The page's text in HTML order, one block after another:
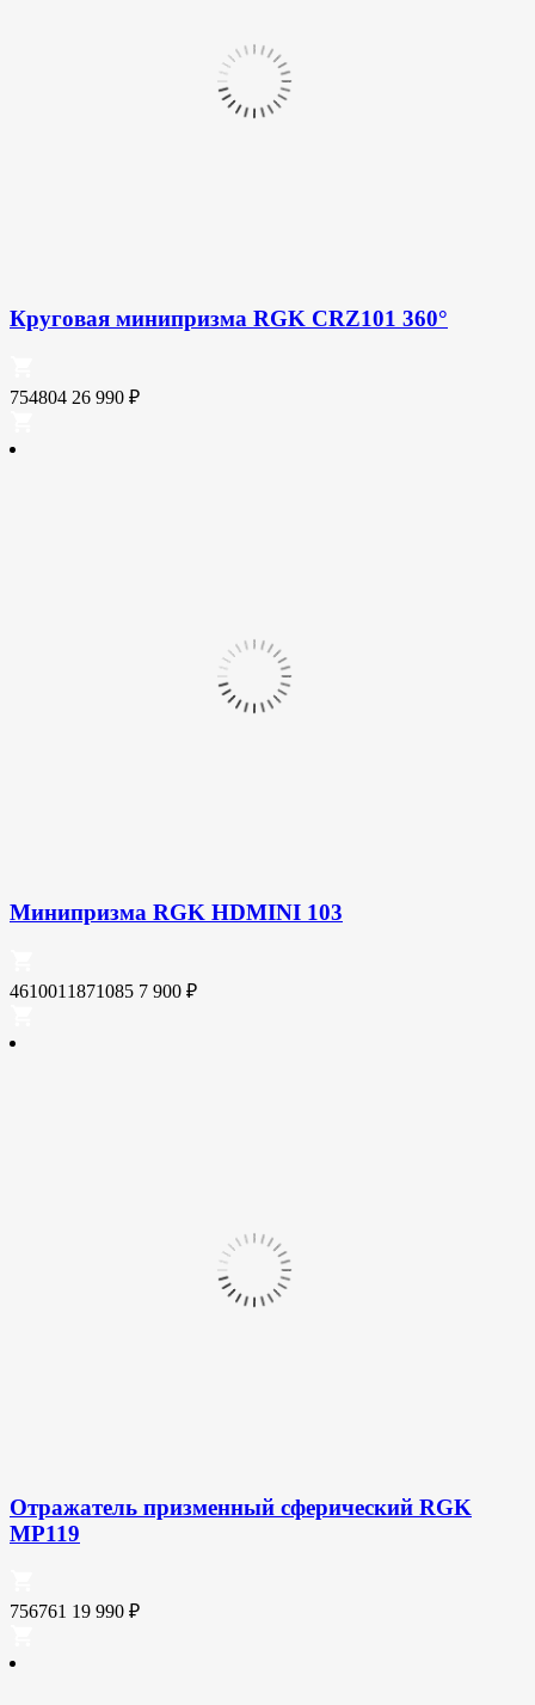
Круговая минипризма RGK CRZ101 360°
754804 26 990 ₽
Минипризма RGK HDMINI 103
4610011871085 7 900 ₽
Отражатель призменный сферический RGK
MP119
756761 19 990 ₽